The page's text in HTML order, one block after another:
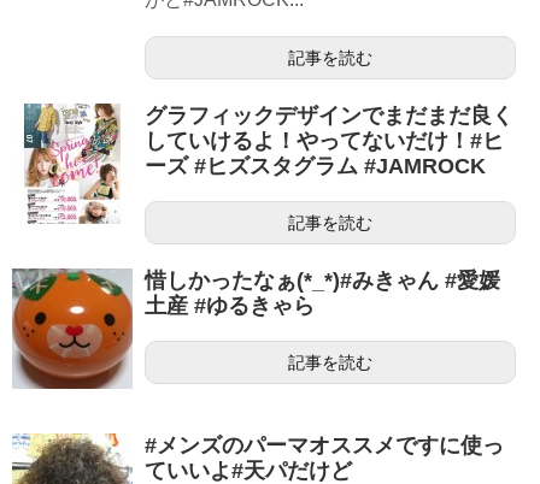
記事を読む
グラフィックデザインでまだまだ良く
していけるよ！やってないだけ！#ヒ
ーズ #ヒズスタグラム #JAMROCK
記事を読む
惜しかったなぁ(*_*)#みきゃん #愛媛
土産 #ゆるきゃら
記事を読む
#メンズのパーマオススメですに使っ
ていいよ#天パだけど